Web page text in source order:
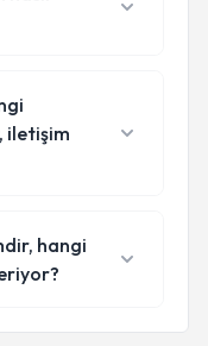
iletişim
hangi